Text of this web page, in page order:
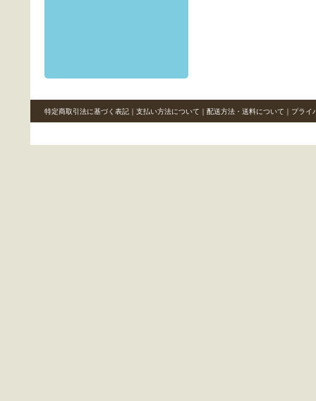
特定商取引法に基づく表記｜ 支払い方法について ｜ 配送方法・送料について ｜ プライ